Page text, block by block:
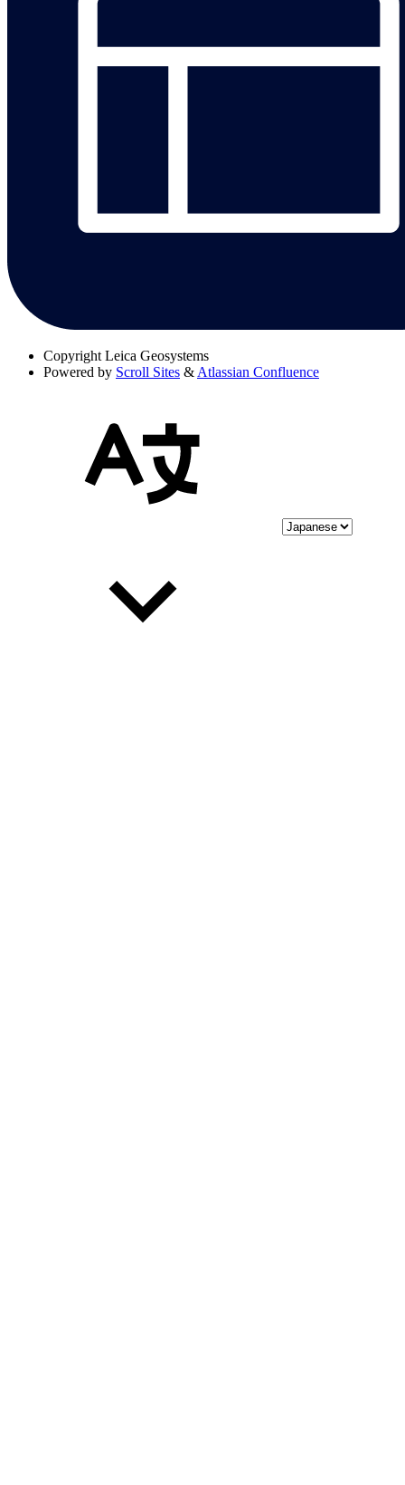
Copyright Leica Geosystems
Powered by Scroll Sites & Atlassian Confluence